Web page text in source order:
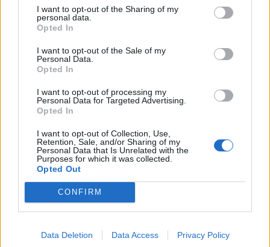
I want to opt-out of the Sharing of my
personal data.
Opted In
I want to opt-out of the Sale of my
Personal Data.
Opted In
I want to opt-out of processing my
Personal Data for Targeted Advertising.
Opted In
I want to opt-out of Collection, Use,
Retention, Sale, and/or Sharing of my
Personal Data that Is Unrelated with the
Purposes for which it was collected.
Opted Out
CONFIRM
Data Deletion Data Access Privacy Policy